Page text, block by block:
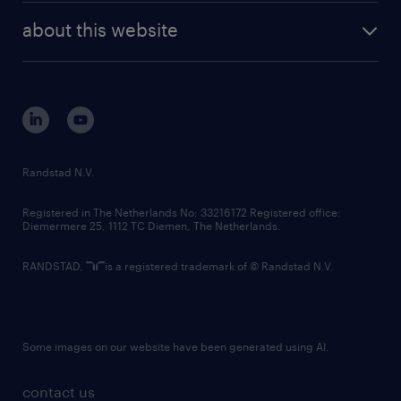
randstad digital
corporate governance
randstad innovation fund
country websites
about this website
contact us
Randstad N.V.
Registered in The Netherlands No: 33216172 Registered office:
Diemermere 25, 1112 TC Diemen, The Netherlands.
RANDSTAD, is a registered trademark of © Randstad N.V.
Some images on our website have been generated using AI.